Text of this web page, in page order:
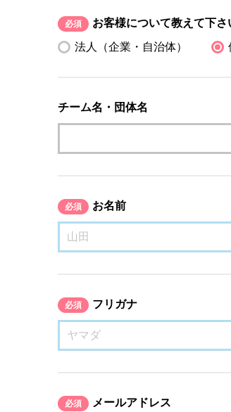
必須
お客様について教えて下さ
法人（企業・自治体）
チーム名・団体名
必須 お名前
必須 フリガナ
必須 メールアドレス